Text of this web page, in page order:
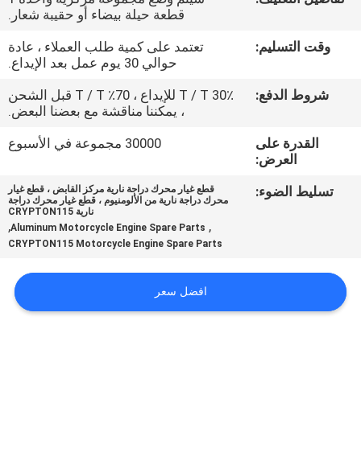
رقابة
جودة
اقتباس
الموقع
قطعة حيلة بيضاء أو حقيبة شعار.
وقت التسليم:
تعتمد على كمية طلب العملاء ، عادة
حوالي 30 يوم عمل بعد الإيداع.
شروط الدفع:
30٪ T / T للإيداع ، 70٪ T / T قبل الشحن
، يمكننا مناقشة مع بعضنا البعض.
القدرة على
العرض:
30000 مجموعة في الأسبوع
تسليط الضوء:
قطع غيار محرك دراجة نارية مركز القابض ، قطع غيار
محرك دراجة نارية من الألومنيوم ، قطع غيار محرك دراجة
نارية CRYPTON115
,
Aluminum Motorcycle Engine Spare Parts
,
CRYPTON115 Motorcycle Engine Spare Parts
افضل سعر